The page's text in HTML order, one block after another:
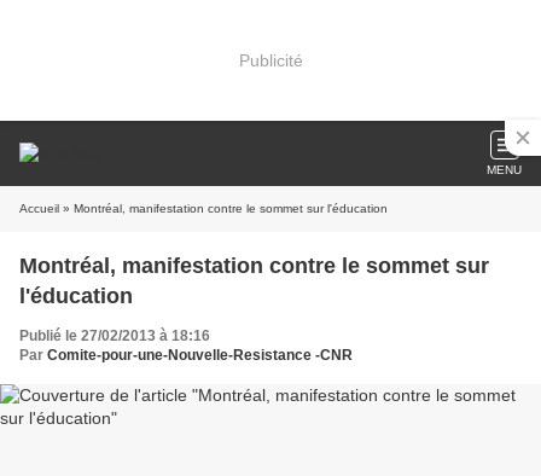
Publicité
MENU
Accueil » Montréal, manifestation contre le sommet sur l'éducation
Montréal, manifestation contre le sommet sur
l'éducation
Publié le 27/02/2013 à 18:16
Par Comite-pour-une-Nouvelle-Resistance -CNR